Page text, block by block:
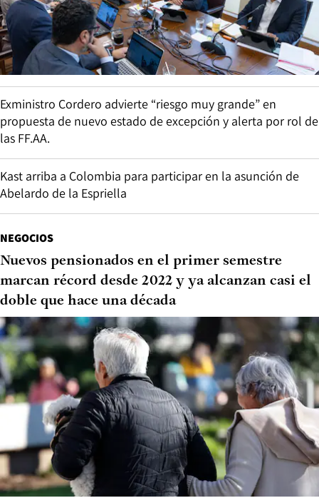
Exministro Cordero advierte “riesgo muy grande” en
propuesta de nuevo estado de excepción y alerta por rol de
las FF.AA.
Kast arriba a Colombia para participar en la asunción de
Abelardo de la Espriella
NEGOCIOS
Nuevos pensionados en el primer semestre
marcan récord desde 2022 y ya alcanzan casi el
doble que hace una década